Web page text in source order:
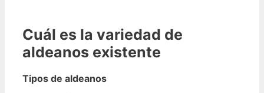
Cuál es la variedad de
aldeanos existente
Tipos de aldeanos